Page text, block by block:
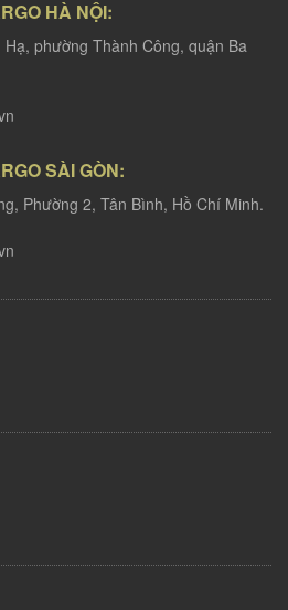
HÀ NỘI:
phường Thành Công, quận Ba
SÀI GÒN:
Phường 2, Tân Bình, Hồ Chí Minh.